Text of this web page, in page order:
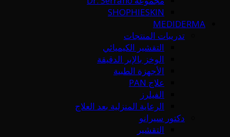
SHOPHIESKIN
MEDIDERMA
تدريبات المنتجات
التقشير الكيميائي
الوخز بالإبر الدقيقة
الأجهزة الطبية
علاج PAN
الفيلرز
الرعاية المنزلية بعد العلاج
دكتور سيرانو
التقشير